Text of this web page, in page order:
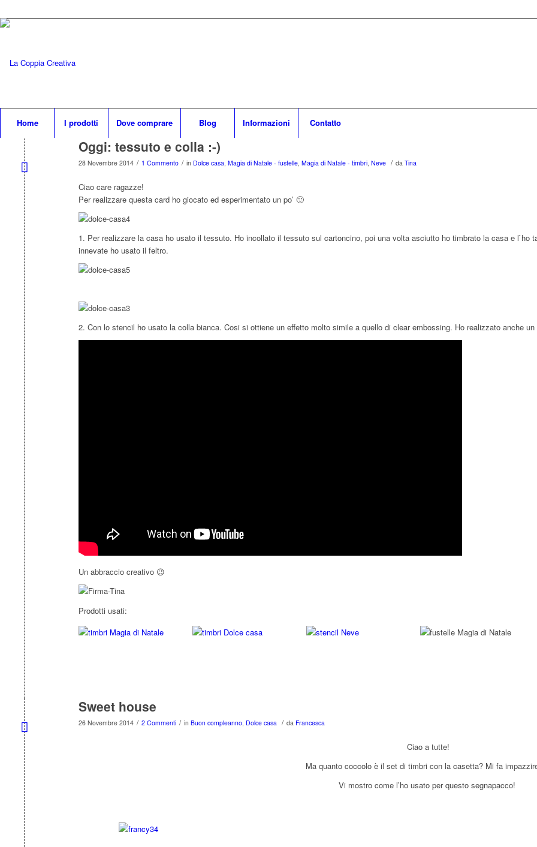
Home I prodotti Dove comprare Blog Informazioni Contatto
Oggi: tessuto e colla :-)
28 Novembre 2014 / 1 Commento / in Dolce casa, Magia di Natale - fustelle, Magia di Natale - timbri, Neve / da Tina
Ciao care ragazze!
Per realizzare questa card ho giocato ed esperimentato un po’ 🙂
1. Per realizzare la casa ho usato il tessuto. Ho incollato il tessuto sul cartoncino, poi una volta asciutto ho timbrato la casa e l`ho
innevate ho usato il feltro.
2. Con lo stencil ho usato la colla bianca. Cosi si ottiene un effetto molto simile a quello di clear embossing. Ho realizzato anche
Un abbraccio creativo 😉
Prodotti usati:
Sweet house
26 Novembre 2014 / 2 Commenti / in Buon compleanno Dolce casa / da Francesca
Ciao a tutte!
Ma quanto coccolo è il set di timbri con la casetta? Mi fa
Vi mostro come l’ho usato per questo segnapacco!